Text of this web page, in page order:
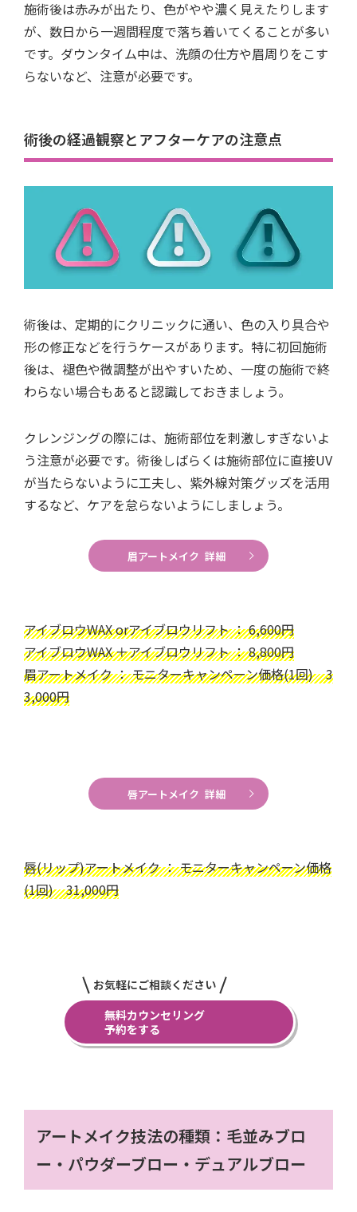
施術後は赤みが出たり、色がやや濃く見えたりします
が、数日から一週間程度で落ち着いてくることが多い
です。ダウンタイム中は、洗顔の仕方や眉周りをこす
らないなど、注意が必要です。
術後の経過観察とアフターケアの注意点
術後は、定期的にクリニックに通い、色の入り具合や
形の修正などを行うケースがあります。特に初回施術
後は、褪色や微調整が出やすいため、一度の施術で終
わらない場合もあると認識しておきましょう。
クレンジングの際には、施術部位を刺激しすぎないよ
う注意が必要です。術後しばらくは施術部位に直接UV
が当たらないように工夫し、紫外線対策グッズを活用
するなど、ケアを怠らないようにしましょう。
眉アートメイク 詳細
アイブロウWAX orアイブロウリフト ： 6,600円
アイブロウWAX ＋アイブロウリフト ： 8,800円
眉アートメイク ： モニターキャンペーン価格(1回) 3
3,000円
唇アートメイク 詳細
唇(リップ)アートメイク ： モニターキャンペーン価格
(1回) 31,000円
お気軽にご相談ください
無料カウンセリング
予約をする
アートメイク技法の種類：毛並みブロ
ー・パウダーブロー・デュアルブロー